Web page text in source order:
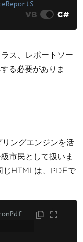
. Re
= new
Re
System
VB C#
ス、レポートソー
る必要がありま
ングエンジンを活
市民として扱いま
じHTMLは、PDFで